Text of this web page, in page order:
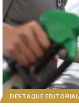
DESTAQUE EDITORIAL